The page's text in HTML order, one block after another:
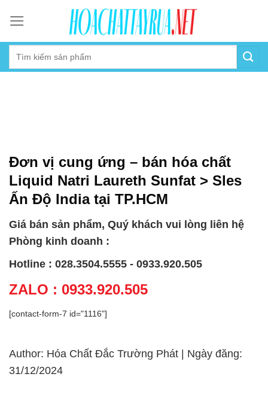
content
Đơn vị cung ứng – bán hóa chất
Liquid Natri Laureth Sunfat > Sles
Ấn Độ India tại TP.HCM
Giá bán sản phẩm, Quý khách vui lòng liên hệ
Phòng kinh doanh :
Hotline : 028.3504.5555 - 0933.920.505
ZALO : 0933.920.505
[contact-form-7 id="1116"]
Author: Hóa Chất Đắc Trường Phát | Ngày đăng:
31/12/2024